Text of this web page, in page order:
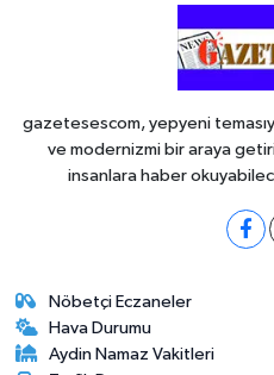
gazetesescom, yepyeni
ve modernizmi bir araya
insanlara haber
Nöbetçi Eczaneler
Hava Durumu
Aydin Namaz Vakitleri